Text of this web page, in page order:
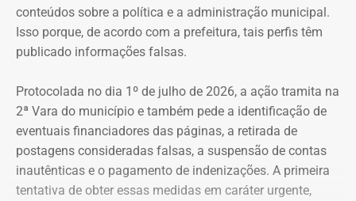
conteúdos sobre a política e a administração municipal.
Isso porque, de acordo com a prefeitura, tais perfis têm
publicado informações falsas.
Protocolada no dia 1º de julho de 2026, a ação tramita na
2ª Vara do município e também pede a identificação de
eventuais financiadores das páginas, a retirada de
postagens consideradas falsas, a suspensão de contas
inautênticas e o pagamento de indenizações. A primeira
tentativa de obter essas medidas em caráter urgente,